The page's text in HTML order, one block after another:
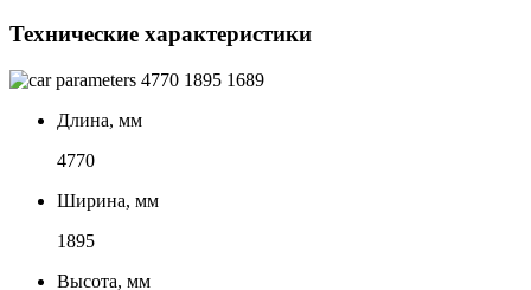
Технические характеристики
4770 1895 1689
Длина, мм
4770
Ширина, мм
1895
Высота, мм